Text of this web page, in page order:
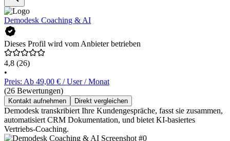
Demodesk Coaching & AI
Dieses Profil wird vom Anbieter betrieben
4,8 (26)
•
Preis: Ab 49,00 € / User / Monat
(26 Bewertungen)
Kontakt aufnehmen Direkt vergleichen
Demodesk transkribiert Ihre Kundengespräche, fasst sie zusammen,
automatisiert CRM Dokumentation, und bietet KI-basiertes
Vertriebs-Coaching.